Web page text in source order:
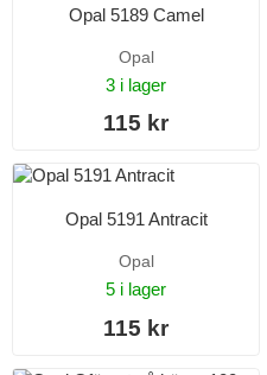
Opal 5189 Camel
Opal
3 i lager
115 kr
Opal 5191 Antracit
Opal
5 i lager
115 kr